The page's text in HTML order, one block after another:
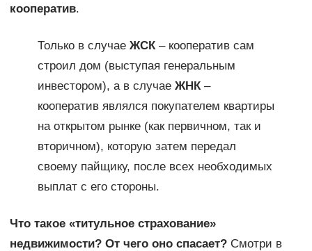
кооператив.
Только в случае ЖСК– кооператив сам
строил дом (выступая генеральным
инвестором), а в случае ЖНК–
кооператив являлся покупателем квартиры
на открытом рынке (как первичном, так и
вторичном), которую затем передал
своему пайщику, после всех необходимых
выплат с его стороны.
Что такое «титульное страхование»
недвижимости? От чего оно спасает?Смотри в